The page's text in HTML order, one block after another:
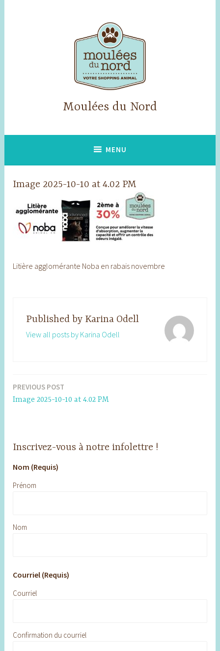
Moulées du Nord
MENU
Image 2025-10-10 at 4.02 PM
Litière agglomérante Noba en rabais novembre
Published by Karina Odell
View all posts by Karina Odell
Post
navigation
PREVIOUS POST
Image 2025-10-10 at 4.02 PM
Inscrivez-vous à notre infolettre !
Nom (Requis)
Prénom
Nom
Courriel (Requis)
Courriel
Confirmation du courriel